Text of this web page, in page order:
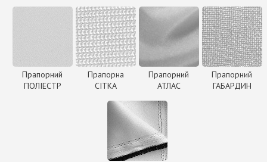
Прапорний
ПОЛІЕСТР
Прапорна
СІТКА
Прапорний
АТЛАС
Прапорний
ГАБАРДИН